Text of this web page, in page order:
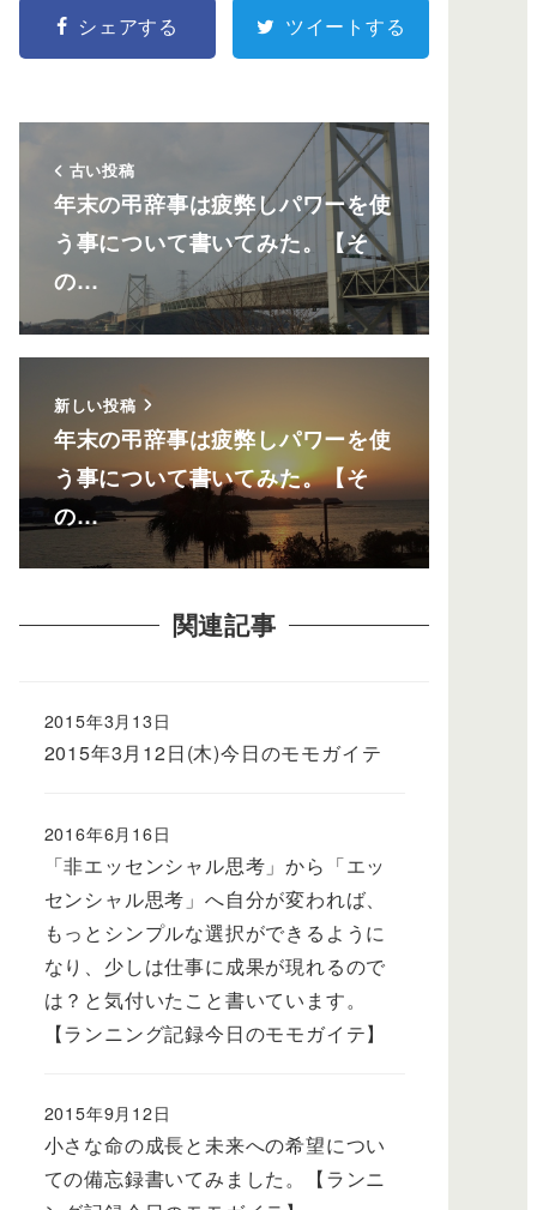
とんど触れていないので、今日は習
得出来て嬉しく思います。まだ、理
シェアする ツイートする
古い投稿
年末の弔辞事は疲弊しパワーを使
う事について書いてみた。【そ
の…
新しい投稿
年末の弔辞事は疲弊しパワーを使
う事について書いてみた。【そ
の…
関連記事
2015年3月12日(木)今日のモモガイテ
2015年3月13日
「非エッセンシャル思考」から「エッ
センシャル思考」へ自分が変われば、
もっとシンプルな選択ができるように
なり、少しは仕事に成果が現れるので
は？と気付いたこと書いています。
【ランニング記録今日のモモガイテ】
2016年6月16日
小さな命の成長と未来への希望につい
ての備忘録書いてみました。【ランニ
2015年9月12日